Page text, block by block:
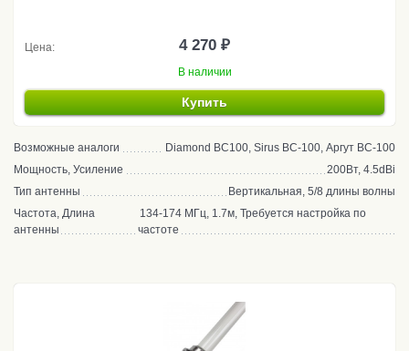
Цена: 4 270 ₽
В наличии
Купить
Возможные аналоги
Diamond BC100, Sirus BC-100, Аргут BC-100
Мощность, Усиление
200Вт, 4.5dBi
Тип антенны
Вертикальная, 5/8 длины волны
Частота, Длина
антенны
134-174 МГц, 1.7м, Требуется настройка по
частоте